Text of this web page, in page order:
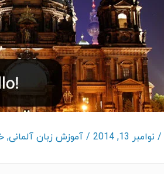
/ نوامبر 13, 2014 /آموزش زبان آلمانی,